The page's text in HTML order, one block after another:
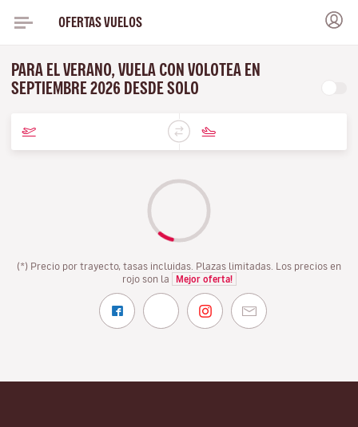
OFERTAS VUELOS
PARA EL VERANO, VUELA CON VOLOTEA EN
SEPTIEMBRE 2026 DESDE SOLO
(*) Precio por trayecto, tasas incluidas. Plazas limitadas. Los precios en
rojo son la
Mejor oferta!